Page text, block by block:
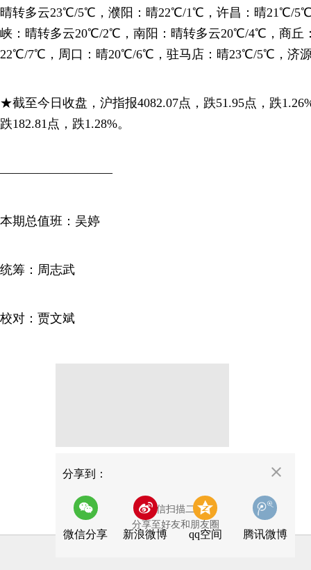
晴转多云23℃/5℃，濮阳：晴22℃/1℃，许昌：晴21℃/
峡：晴转多云20℃/2℃，南阳：晴转多云20℃/4℃，商丘
22℃/7℃，周口：晴20℃/6℃，驻马店：晴23℃/5℃，济
★截至今日收盘，沪指报4082.07点，跌51.95点，跌
跌182.81点，跌1.28%。
—————————
本期总值班：吴婷
统筹：周志武
校对：贾文斌
分享到：
微信分享
用微信扫描二维码
分享至好友和朋友圈
新浪微博 qq空间 腾讯微博